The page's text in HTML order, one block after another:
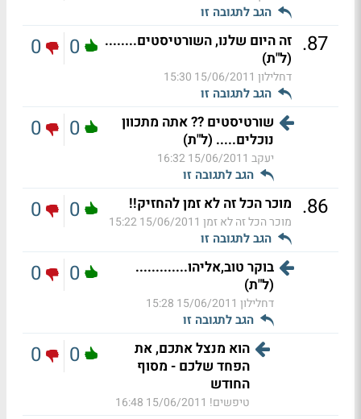
הגב לתגובה זו
87
. זה היום שלנו, השורטיסטים........
(ל"ת)
דחלילון 15/06/2011 15:30
הגב לתגובה זו
0
0
שורטיסטים ?? אתה מתכוון
נוכלים..... (ל"ת)
יעקב 15/06/2011 16:32
הגב לתגובה זו
0
0
86
. מוכר הכל זה לא זמן להחזיק!!
מוכר הכל זה לא זמן 15/06/2011 15:22
הגב לתגובה זו
0
0
בוקר טוב,אליהו.............
(ל"ת)
דחלילון 15/06/2011 15:28
הגב לתגובה זו
0
0
הוא מנצל אתכם, את
הפחד שלכם - מסוף
החודש
טיפשים! 15/06/2011 16:48
0
0